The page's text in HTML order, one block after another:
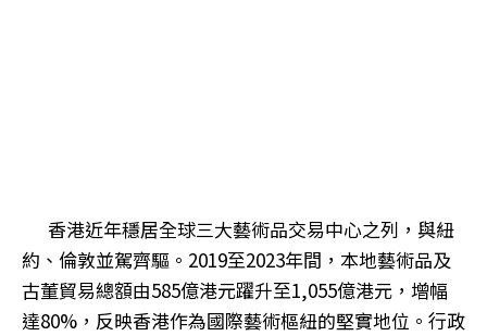
香港近年穩居全球三大藝術品交易中心之列，與紐
約、倫敦並駕齊驅。2019至2023年間，本地藝術品及
古董貿易總額由585億港元躍升至1,055億港元，增幅
達80%，反映香港作為國際藝術樞紐的堅實地位。行政